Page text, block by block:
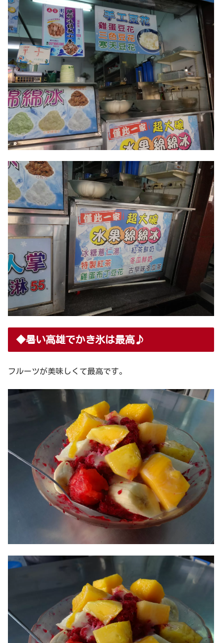
◆暑い高雄でかき氷は最高♪
フルーツが美味しくて最高です。